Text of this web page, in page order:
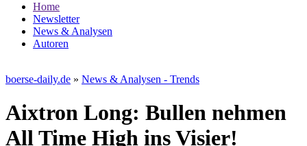
Home
Newsletter
News & Analysen
Autoren
boerse-daily.de » News & Analysen - Trends
Aixtron Long: Bullen nehmen
All Time High ins Visier!